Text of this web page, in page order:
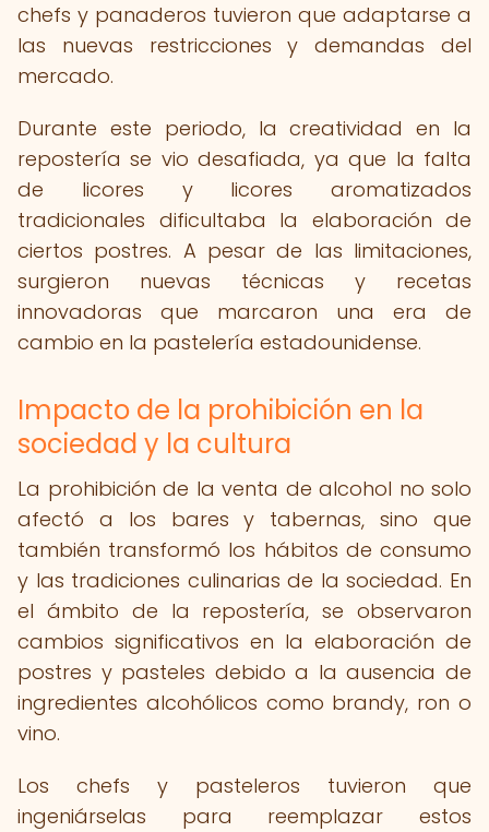
chefs y panaderos tuvieron que adaptarse a
las nuevas restricciones y demandas del
mercado.
Durante este periodo, la creatividad en la
repostería se vio desafiada, ya que la falta
de licores y licores aromatizados
tradicionales dificultaba la elaboración de
ciertos postres. A pesar de las limitaciones,
surgieron nuevas técnicas y recetas
innovadoras que marcaron una era de
cambio en la pastelería estadounidense.
Impacto de la prohibición en la
sociedad y la cultura
La prohibición de la venta de alcohol no solo
afectó a los bares y tabernas, sino que
también transformó los hábitos de consumo
y las tradiciones culinarias de la sociedad. En
el ámbito de la repostería, se observaron
cambios significativos en la elaboración de
postres y pasteles debido a la ausencia de
ingredientes alcohólicos como brandy, ron o
vino.
Los chefs y pasteleros tuvieron que
ingeniárselas para reemplazar estos